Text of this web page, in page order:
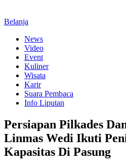
Belanja
News
Video
Event
Kuliner
Wisata
Karir
Suara Pembaca
Info Liputan
Persiapan Pilkades
Linmas Wedi Ikuti
Kapasitas Di Pasung